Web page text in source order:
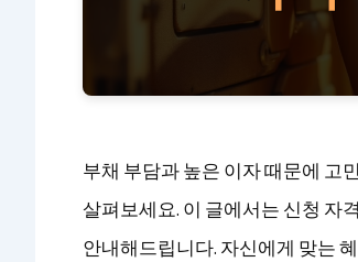
부채 부담과 높은 이자 때문에 고
살펴보세요. 이 글에서는 신청 자
안내해드립니다. 자신에게 맞는